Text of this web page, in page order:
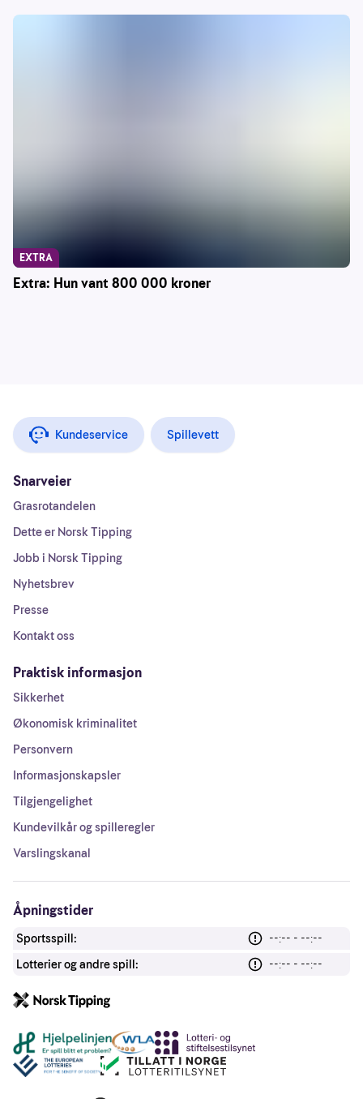
Extra: Hun vant 800 000 kroner
EXTRA
Kundeservice Spillevett
Snarveier
Grasrotandelen
Dette er Norsk Tipping
Jobb i Norsk Tipping
Nyhetsbrev
Presse
Kontakt oss
Praktisk informasjon
Sikkerhet
Økonomisk kriminalitet
Personvern
Informasjonskapsler
Tilgjengelighet
Kundevilkår og spilleregler
Varslingskanal
Åpningstider
Sportsspill:
--:-- - --:--
Lotterier og andre spill:
--:-- - --:--
Andre lenker